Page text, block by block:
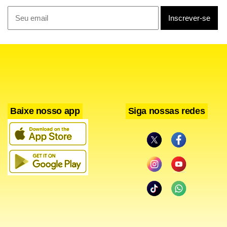
O esforço para proteger crianças e adolescentes na
internet é antigo. Uma das ativistas na causa é Sheylli
Baixe nosso app Siga nossas redes